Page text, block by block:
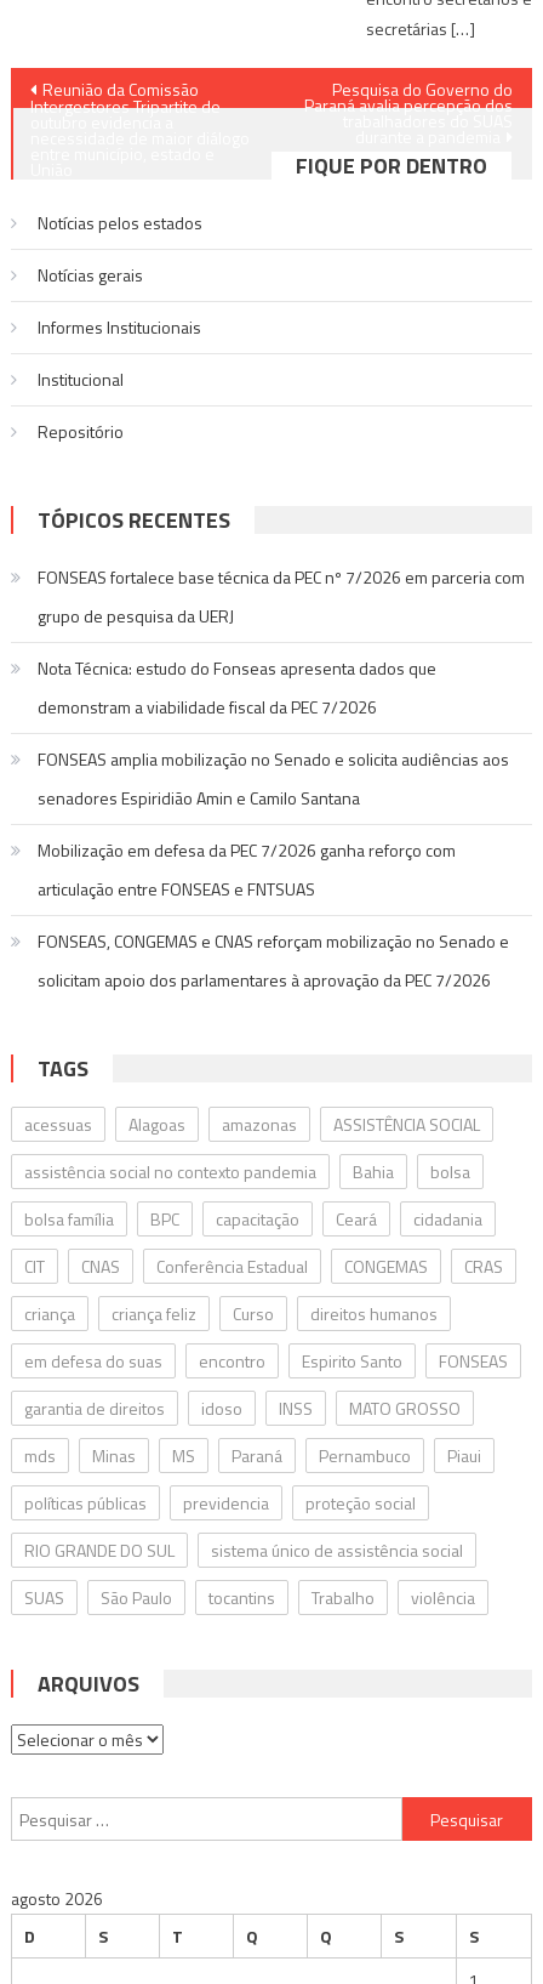
secretárias […]
Navegação
Post
Reunião da Comissão
Intergestores Tripartite de
Pesquisa do Governo do
Paraná avalia percepção dos
FIQUE POR DENTRO
Notícias pelos estados
Notí­cias gerais
Informes Institucionais
Institucional
Repositório
TÓPICOS RECENTES
FONSEAS fortalece base técnica da PEC nº 7/2026 em parceria com
grupo de pesquisa da UERJ
Nota Técnica: estudo do Fonseas apresenta dados que
demonstram a viabilidade fiscal da PEC 7/2026
FONSEAS amplia mobilização no Senado e solicita audiências aos
senadores Espiridião Amin e Camilo Santana
Mobilização em defesa da PEC 7/2026 ganha reforço com
articulação entre FONSEAS e FNTSUAS
FONSEAS, CONGEMAS e CNAS reforçam mobilização no Senado e
solicitam apoio dos parlamentares à aprovação da PEC 7/2026
TAGS
acessuas Alagoas amazonas
ASSISTÊNCIA SOCIAL
assistência social no contexto pandemia
Bahia
bolsa
bolsa família
BPC capacitação Ceará
cidadania
CIT
CNAS Conferência Estadual CONGEMAS
CRAS
criança
criança feliz Curso
direitos humanos
em defesa do suas
encontro Espirito Santo
FONSEAS
garantia de direitos
idoso INSS
MATO GROSSO
mds
Minas MS Paraná Pernambuco
Piaui
políticas públicas
previdencia
proteção social
RIO GRANDE DO SUL
sistema único de assistência social
SUAS
São Paulo tocantins Trabalho violência
ARQUIVOS
Arquivos
Pesquisar
por:
agosto 2026
D
S T Q Q S
S